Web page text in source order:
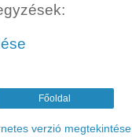
Főoldal
verzió megtekintése